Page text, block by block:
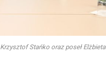
Stańko oraz poseł Elżbieta